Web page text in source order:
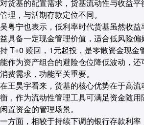
对货基的配置需求，货基流动性与收益
管理，与活期存款定位不同。
吴粤宁也表示，低利率时代货基虽然收
益具备一定现金管理价值，适合低风险偏
持 T+0 赎回，1元起投，是零散资金现金
能作为资产组合的避险仓位降低波动，
消费需求，功能至关重要。
在王昊宇看来，货基的核心优势在于高
衡，作为流动性管理工具可满足资金随
闲置资金的管理场景。
一方面，相较于持续下调的银行存款利